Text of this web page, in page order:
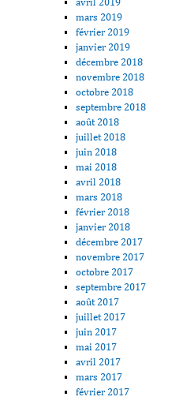
mars 2019
février 2019
janvier 2019
décembre 2018
novembre 2018
octobre 2018
septembre 2018
août 2018
juillet 2018
juin 2018
mai 2018
avril 2018
mars 2018
février 2018
janvier 2018
décembre 2017
novembre 2017
octobre 2017
septembre 2017
août 2017
juillet 2017
juin 2017
mai 2017
avril 2017
mars 2017
février 2017